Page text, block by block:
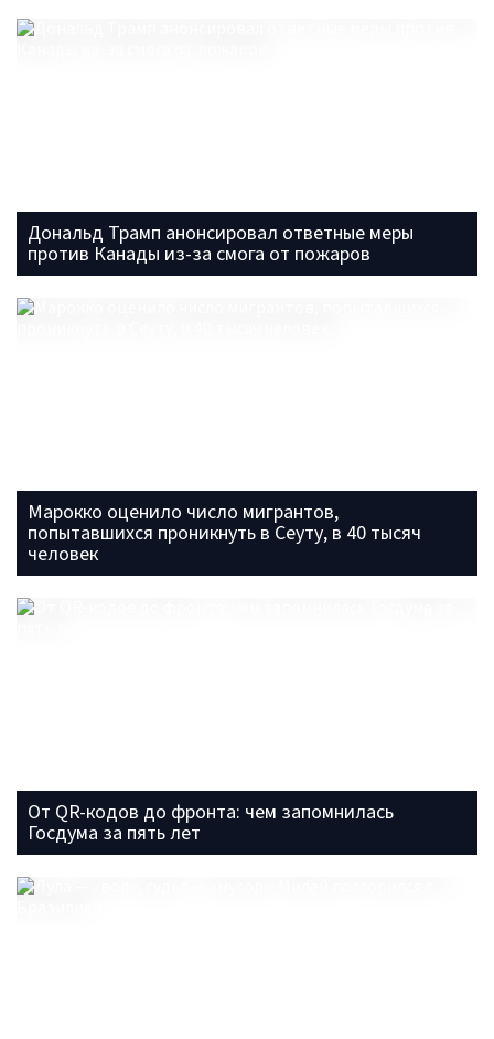
Дональд Трамп анонсировал ответные меры
против Канады из-за смога от пожаров
Марокко оценило число мигрантов,
попытавшихся проникнуть в Сеуту, в 40 тысяч
человек
От QR-кодов до фронта: чем запомнилась
Госдума за пять лет